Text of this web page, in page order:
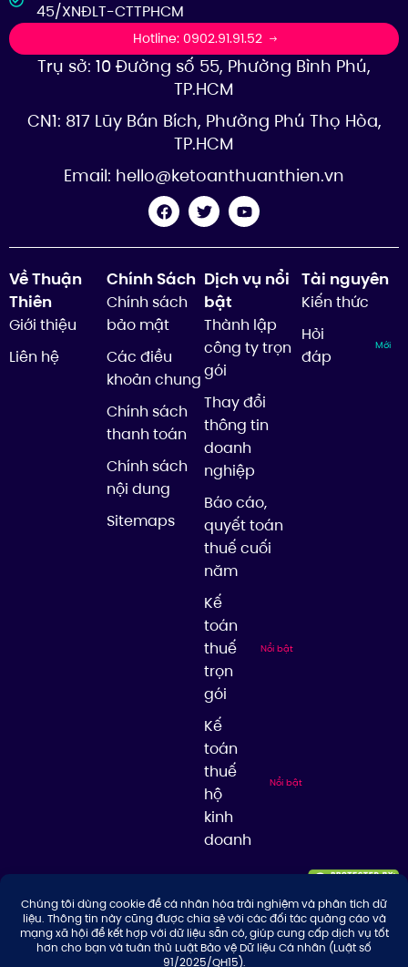
45/XNĐLT-CTTPHCM
Hotline: 0902.91.91.52
Trụ sở: 10 Đường số 55, Phường Bình Phú,
TP.HCM
CN1: 817 Lũy Bán Bích, Phường Phú Thọ Hòa,
TP.HCM
Email: hello@ketoanthuanthien.vn
Về Thuận
Thiên
Giới thiệu
Liên hệ
Chính Sách
Chính sách
bảo mật
Các điều
khoản chung
Chính sách
thanh toán
Chính sách
nội dung
Sitemaps
Dịch vụ nổi
bật
Thành lập
công ty trọn
gói
Thay đổi
thông tin
doanh
nghiệp
Báo cáo,
quyết toán
thuế cuối
năm
Kế
toán
thuế
trọn
gói
Nổi bật
Kế
toán
thuế
hộ
kinh
doanh
Nổi bật
Tài nguyên
Kiến thức
Hỏi
đáp
Mới